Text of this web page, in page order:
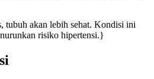
tubuh akan lebih sehat. Kondisi ini
risiko hipertensi.}